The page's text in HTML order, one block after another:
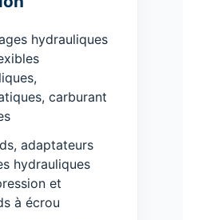
hydrauliques
carburant
adaptateurs
hydrauliques
et
à écrou